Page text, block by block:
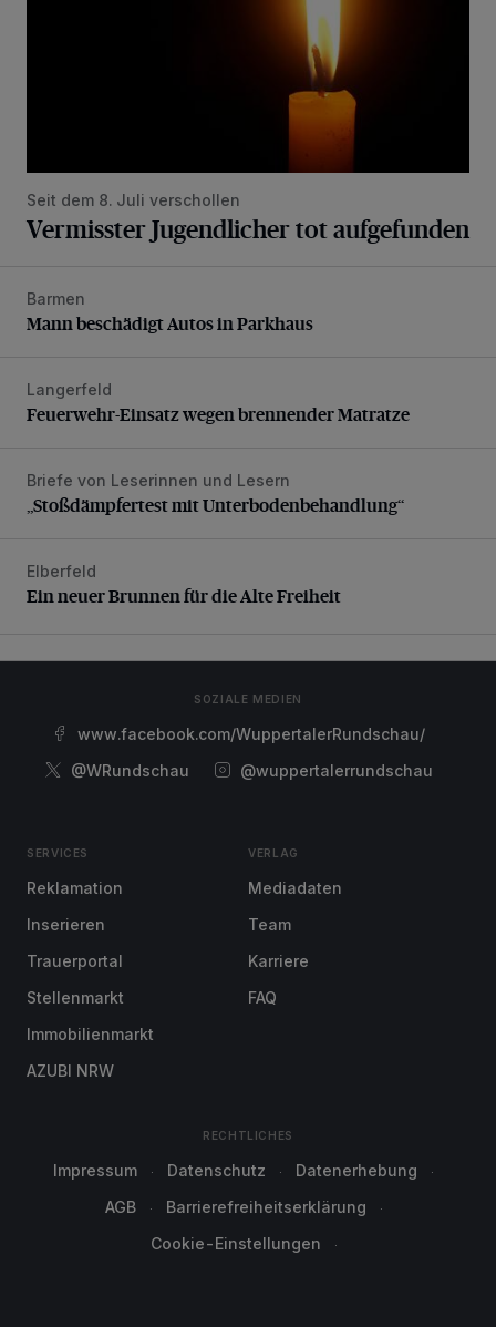
Seit dem 8. Juli verschollen
Vermisster Jugendlicher tot aufgefunden
Mann beschädigt Autos in Parkhaus
Barmen
Mann beschädigt Autos in Parkhaus
Feuerwehr-Einsatz wegen brennender Matratze
Langerfeld
Feuerwehr-Einsatz wegen brennender Matratze
„Stoßdämpfertest mit Unterbodenbehandlung“
Briefe von Leserinnen und Lesern
„Stoßdämpfertest mit Unterbodenbehandlung“
Ein neuer Brunnen für die Alte Freiheit
Elberfeld
Ein neuer Brunnen für die Alte Freiheit
SOZIALE MEDIEN
www.facebook.com/WuppertalerRundschau/
@WRundschau
@wuppertalerrundschau
SERVICES
Reklamation
Inserieren
Trauerportal
Stellenmarkt
Immobilienmarkt
AZUBI NRW
VERLAG
Mediadaten
Team
Karriere
FAQ
RECHTLICHES
Impressum Datenschutz
Datenerhebung
AGB
Barrierefreiheitserklärung
Cookie-Einstellungen